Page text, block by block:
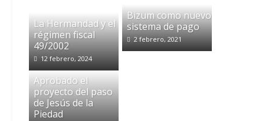
La Hermandad y el
régimen fiscal
49/2002
12 febrero, 2024
Bizum como nuevo
sistema de pago
2 febrero, 2021
Aprobado el
proyecto del paso
de Jesús de la
Piedad